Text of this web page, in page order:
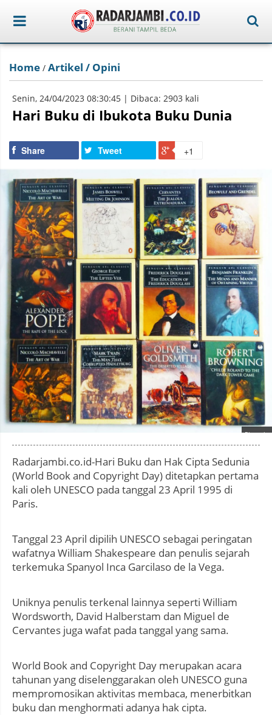
Home / Artikel / Opini
Senin, 24/04/2023 08:30:45 | Dibaca: 2903 kali
Hari Buku di Ibukota Buku Dunia
Share Tweet +1
Photo by
Radarjambi.co.id-Hari Buku dan Hak Cipta Sedunia
(World Book and Copyright Day) ditetapkan pertama
kali oleh UNESCO pada tanggal 23 April 1995 di
Paris.
Tanggal 23 April dipilih UNESCO sebagai peringatan
wafatnya William Shakespeare dan penulis sejarah
terkemuka Spanyol Inca Garcilaso de la Vega.
Uniknya penulis terkenal lainnya seperti William
Wordsworth, David Halberstam dan Miguel de
Cervantes juga wafat pada tanggal yang sama.
World Book and Copyright Day merupakan acara
tahunan yang diselenggarakan oleh UNESCO guna
mempromosikan aktivitas membaca, menerbitkan
buku dan menghormati adanya hak cipta.